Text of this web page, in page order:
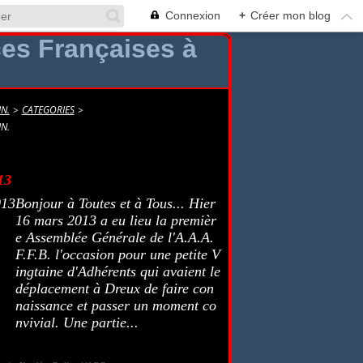
Connexion + Créer mon blog
> CATEGORIES >
Bonjour à Toutes et à Tous... Hier
16 mars 2013 a eu lieu la premièr
e Assemblée Générale de l'A.A.A.
F.F.B. l'occasion pour une petite V
ingtaine d'Adhérents qui avaient le
déplacement à Dreux de faire con
naissance et passer un moment co
nvivial. Une partie...